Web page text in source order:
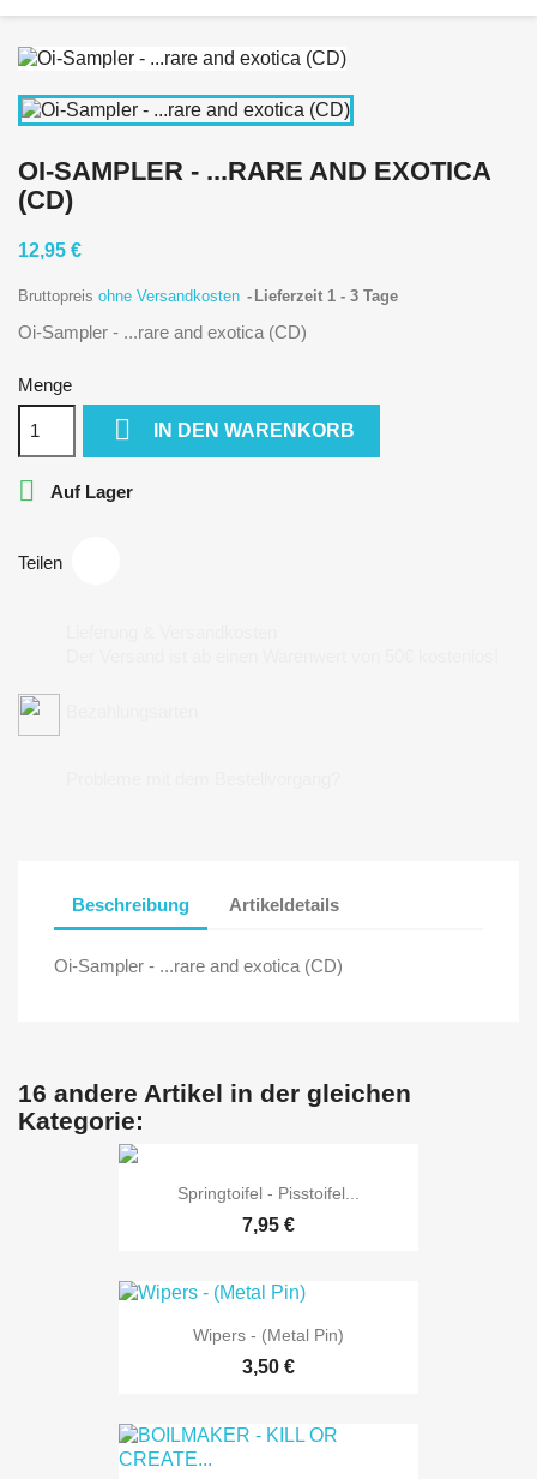
OI-SAMPLER - ...RARE AND EXOTICA
(CD)
12,95 €
Bruttopreis ohne Versandkosten Lieferzeit 1 - 3 Tage
Oi-Sampler - ...rare and exotica (CD)
Menge
 IN DEN WARENKORB
 Auf Lager
Teilen
Beschreibung Artikeldetails
Oi-Sampler - ...rare and exotica (CD)
16 andere Artikel in der gleichen
Kategorie:
Springtoifel - Pisstoifel...
7,95 €
Wipers - (Metal Pin)
3,50 €